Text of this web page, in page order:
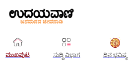
ಮುಖಪುಟ ಸುದ್ದಿ ವಿಭಾಗ ದಿನ ಭವಿಷ್ಯ